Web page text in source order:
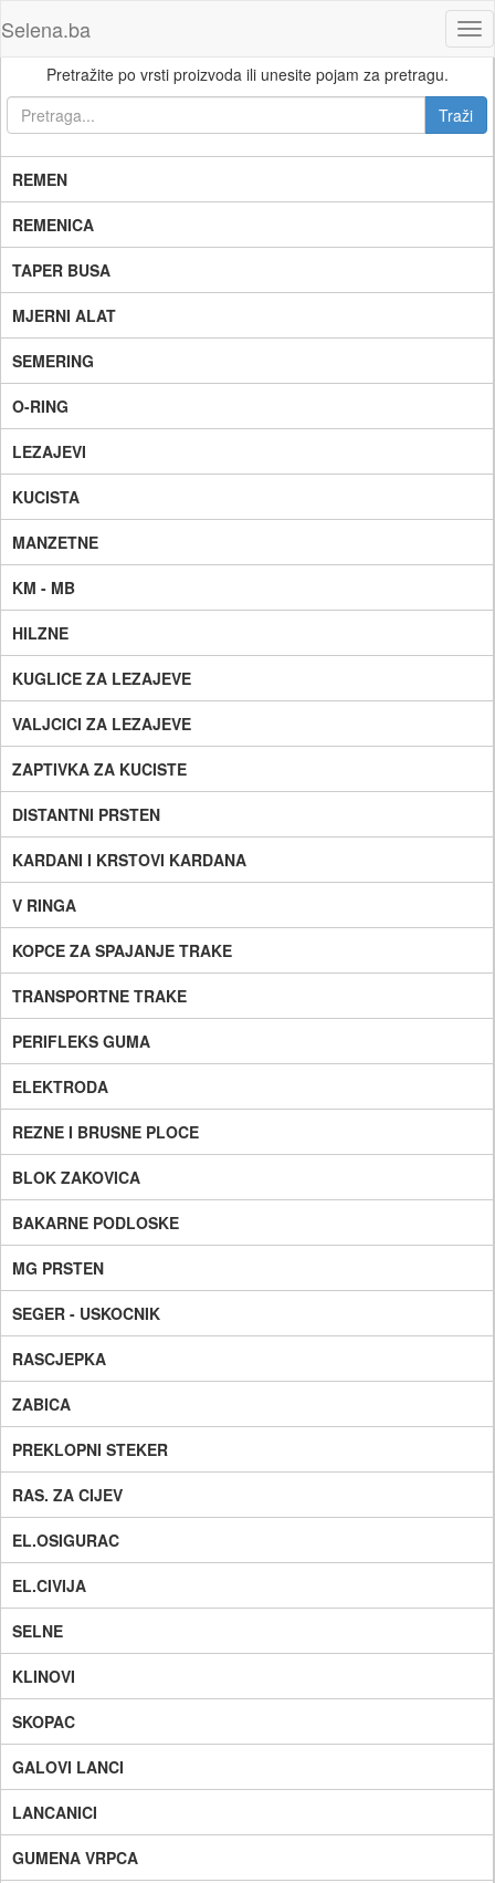
Selena.ba
Pretražite po vrsti proizvoda ili unesite pojam za pretragu.
REMEN
REMENICA
TAPER BUSA
MJERNI ALAT
SEMERING
O-RING
LEZAJEVI
KUCISTA
MANZETNE
KM - MB
HILZNE
KUGLICE ZA LEZAJEVE
VALJCICI ZA LEZAJEVE
ZAPTIVKA ZA KUCISTE
DISTANTNI PRSTEN
KARDANI I KRSTOVI KARDANA
V RINGA
KOPCE ZA SPAJANJE TRAKE
TRANSPORTNE TRAKE
PERIFLEKS GUMA
ELEKTRODA
REZNE I BRUSNE PLOCE
BLOK ZAKOVICA
BAKARNE PODLOSKE
MG PRSTEN
SEGER - USKOCNIK
RASCJEPKA
ZABICA
PREKLOPNI STEKER
RAS. ZA CIJEV
EL.OSIGURAC
EL.CIVIJA
SELNE
KLINOVI
SKOPAC
GALOVI LANCI
LANCANICI
GUMENA VRPCA